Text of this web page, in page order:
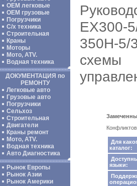
ОЕМ легковые
OEM грузовые
Погрузчики
С/х техника
Строительная
Краны
Моторы
Мото, ATV.
Водная техника
ДОКУМЕНТАЦИЯ по
РЕМОНТУ
Легковые авто
Грузовые авто
Погрузчики
Сельхоз
Строительная
Двигатели
Краны ремонт
Мото, ATV.
Водная техника
Авто Диагностика
Рынок Европы
Рынок Азии
Рынок Америки
EX300-
350H-
схемы
Для
каталог:
языки: